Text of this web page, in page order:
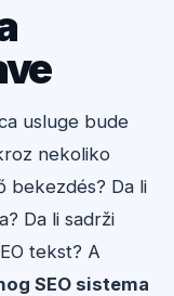
usluge bude
nekoliko
bekezdés? Da li
Da li sadrži
tekst? A
SEO sistema